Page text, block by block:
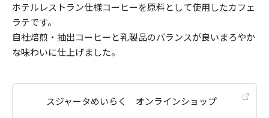
ホテルレストラン仕様コーヒーを原料として使用したカフェ
ラテです。
自社焙煎・抽出コーヒーと乳製品のバランスが良いまろやか
な味わいに仕上げました。
スジャータめいらく オンラインショップ